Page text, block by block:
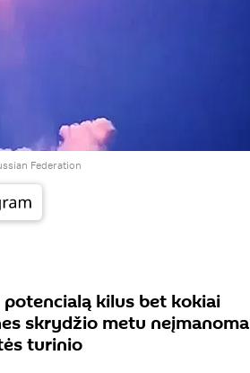
Federation
kilus bet kokiai
skrydžio metu neįmanoma
turinio